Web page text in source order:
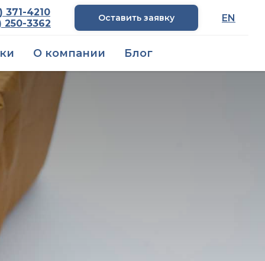
371-4210
250-3362
Оставить заявку EN
О компании Блог